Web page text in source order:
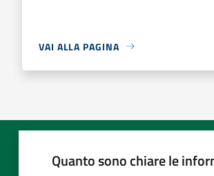
VAI ALLA PAGINA
Quanto sono chiare le